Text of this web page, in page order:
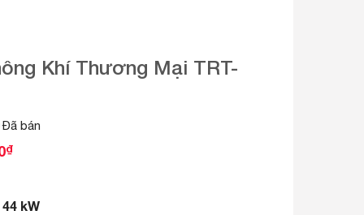
Khí Thương Mại TRT-
Đã bán
₫G
i
44 kW